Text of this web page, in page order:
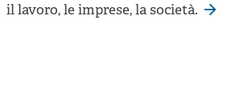
il lavoro, le imprese, la società.